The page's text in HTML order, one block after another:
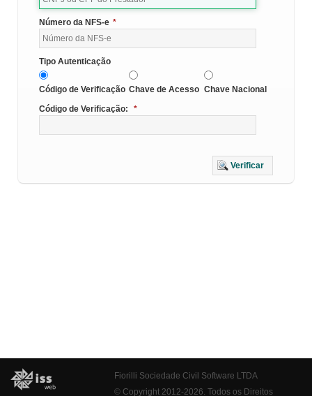
Número da NFS-e *
Tipo Autenticação
Código de Verificação Chave de Acesso Chave Nacional
Código de Verificação:
*
Verificar
Fiorilli Sociedade Civil Software LTDA
© Copyright 2012-2026. Todos os Direitos